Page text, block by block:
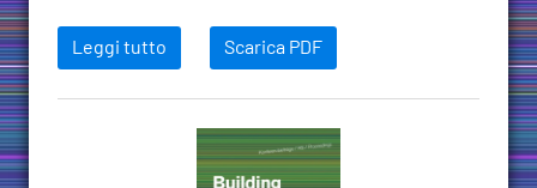
Leggi tutto Scarica PDF